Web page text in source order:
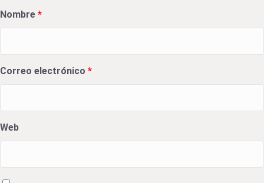
Nombre *
Correo electrónico *
Web